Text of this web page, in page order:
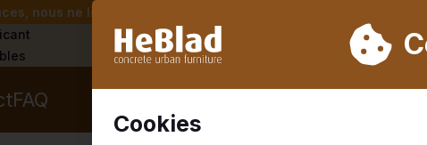
nous ne livrerons pas de la semaine 31 à la semaine 33.
Cookies
Déjà plus de 30 000 produits vendus
FAQ